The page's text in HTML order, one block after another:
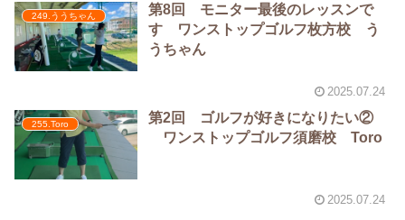
249.ううちゃん
第8回 モニター最後のレッスンで
す ワンストップゴルフ枚方校 う
うちゃん
2025.07.24
255.Toro
第2回 ゴルフが好きになりたい②
ワンストップゴルフ須磨校 Toro
2025.07.24